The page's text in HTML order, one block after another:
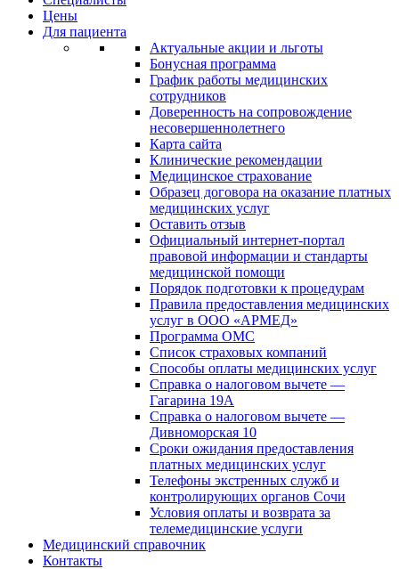
Цены
Для пациента
Актуальные акции и льготы
Бонусная программа
График работы медицинских
сотрудников
Доверенность на сопровождение
несовершеннолетнего
Карта сайта
Клинические рекомендации
Медицинское страхование
Образец договора на оказание платных
медицинских услуг
Оставить отзыв
Официальный интернет-портал
правовой информации и стандарты
медицинской помощи
Порядок подготовки к процедурам
Правила предоставления медицинских
услуг в ООО «АРМЕД»
Программа ОМС
Список страховых компаний
Способы оплаты медицинских услуг
Справка о налоговом вычете —
Гагарина 19А
Справка о налоговом вычете —
Дивноморская 10
Сроки ожидания предоставления
платных медицинских услуг
Телефоны экстренных служб и
контролирующих органов Сочи
Условия оплаты и возврата за
телемедицинские услуги
Медицинский справочник
Контакты